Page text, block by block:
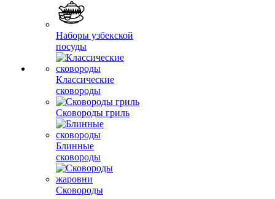
Наборы узбекской
посуды
Классические
сковороды
Сковороды гриль
Блинные
сковороды
Сковороды